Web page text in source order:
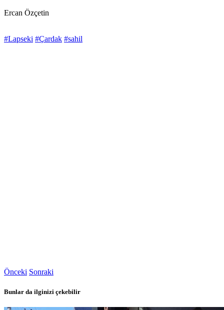
Ercan Özçetin
#Lapseki #Çardak #sahil
Önceki Sonraki
Bunlar da ilginizi çekebilir